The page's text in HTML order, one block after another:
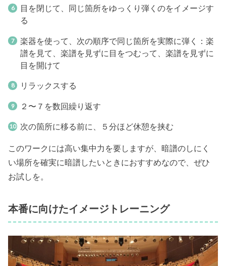
目を閉じて、同じ箇所をゆっくり弾くのをイメージす
る
楽器を使って、次の順序で同じ箇所を実際に弾く：楽
譜を見て、楽譜を見ずに目をつむって、楽譜を見ずに
目を開けて
リラックスする
２〜７を数回繰り返す
次の箇所に移る前に、５分ほど休憩を挟む
このワークには高い集中力を要しますが、暗譜のしにく
い場所を確実に暗譜したいときにおすすめなので、ぜひ
お試しを。
本番に向けたイメージトレーニング